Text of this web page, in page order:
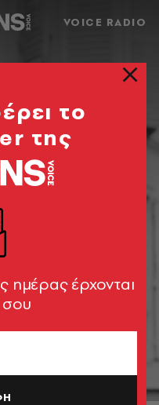
VOICE RADIO
το
της
ημέρας έρχονται